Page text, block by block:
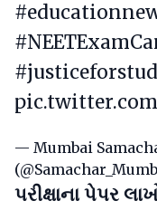
— Mumbai
પરીક્ષાના પેપર